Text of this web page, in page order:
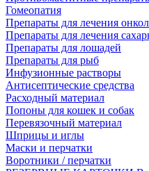
Гомеопатия
Препараты для лечения
Препараты для лечения
Препараты для лошадей
Препараты для рыб
Инфузионные растворы
Антисептические средства
Расходный материал
Попоны для кошек и собак
Перевязочный материал
Шприцы и иглы
Маски и перчатки
Воротники / перчатки